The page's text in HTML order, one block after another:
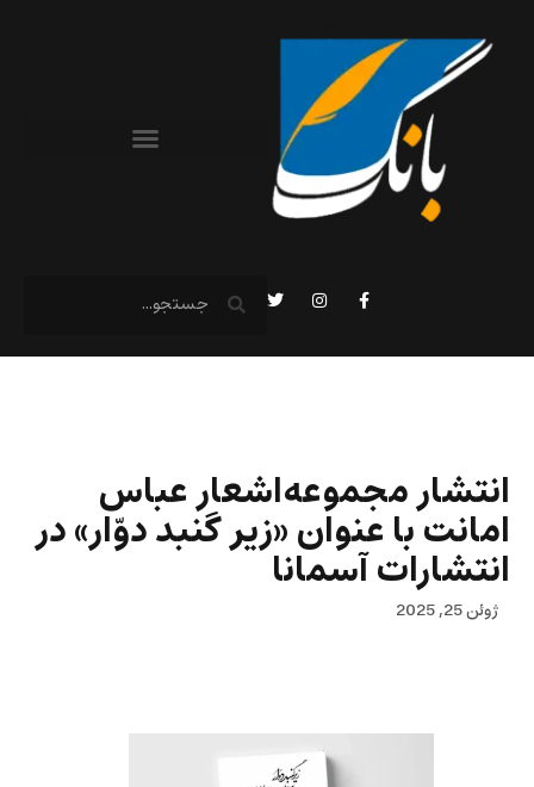
انتشار مجموعه‌اشعار عباس
امانت با عنوان «زیر گنبد دوّار» در
انتشارات آسمانا
ژوئن 25, 2025